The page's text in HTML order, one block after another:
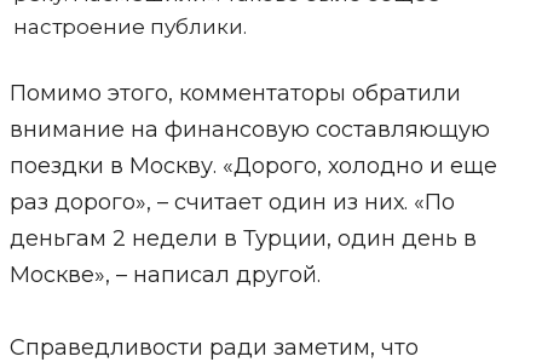
настроение публики.
Помимо этого, комментаторы обратили
внимание на финансовую составляющую
поездки в Москву. «Дорого, холодно и еще
раз дорого», – считает один из них. «По
деньгам 2 недели в Турции, один день в
Москве», – написал другой.
Справедливости ради заметим, что